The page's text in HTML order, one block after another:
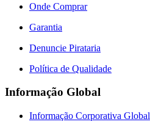
Onde Comprar
Garantia
Denuncie Pirataria
Política de Qualidade
Informação Global
Informação Corporativa Global